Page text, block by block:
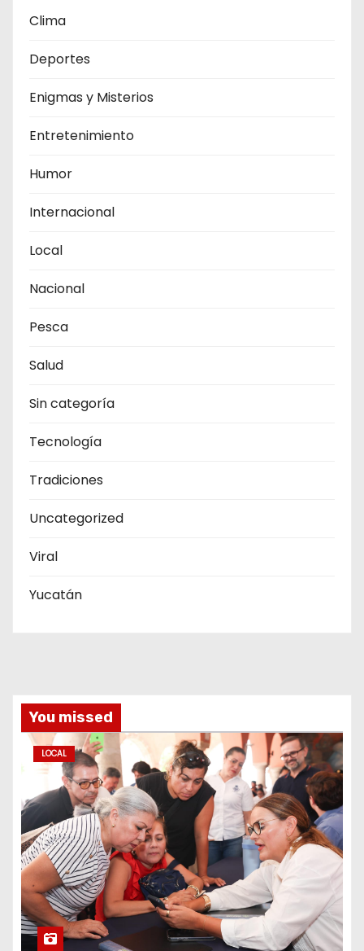
Clima
Deportes
Enigmas y Misterios
Entretenimiento
Humor
Internacional
Local
Nacional
Pesca
Salud
Sin categoría
Tecnología
Tradiciones
Uncategorized
Viral
Yucatán
You missed
LOCAL